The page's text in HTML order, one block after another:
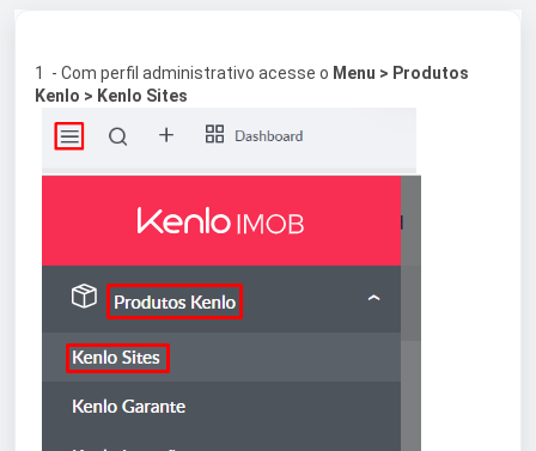
1 - Com perfil administrativo acesse o Menu > Produtos
Kenlo > Kenlo Sites